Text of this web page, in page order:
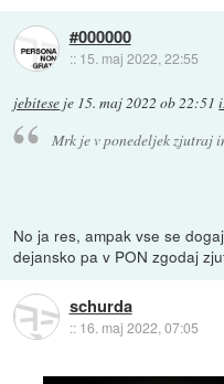
#000000
:: 15. maj 2022, 22:55
jebitese je 15. maj 2022 ob 22:51
Mrk je v ponedeljek zjutraj
No ja res, ampak vse se
dejansko pa v PON zgodaj
schurda
:: 16. maj 2022, 07:05